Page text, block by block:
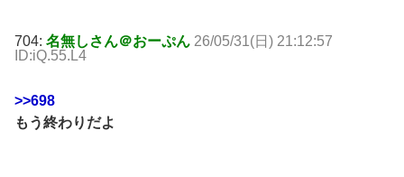
704: 名無しさん＠おーぷん 26/05/31(日) 21:12:57
ID:iQ.55.L4
>>698
もう終わりだよ